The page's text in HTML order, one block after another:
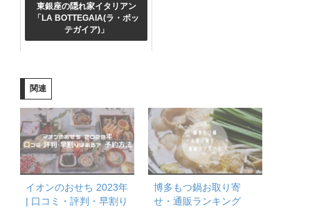
東銀座の隠れ家イタリアン
「LA BOTTEGAIA(ラ・ボッ
テガイア)」
関連
イオンのおせち 2023年
| 口コミ・評判・早割り
博多もつ鍋お取り寄
せ・通販ランキング